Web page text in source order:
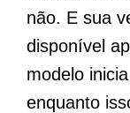
não. E sua
disponível
modelo
enquanto